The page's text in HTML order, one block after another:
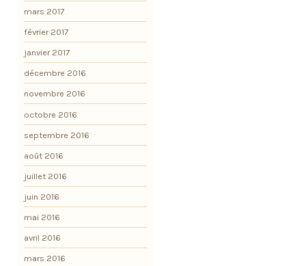
mars 2017
février 2017
janvier 2017
décembre 2016
novembre 2016
octobre 2016
septembre 2016
août 2016
juillet 2016
juin 2016
mai 2016
avril 2016
mars 2016